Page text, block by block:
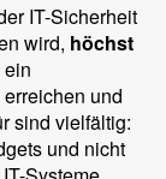
IT-Sicherheit
wird, höchst
und
sind vielfältig:
und nicht